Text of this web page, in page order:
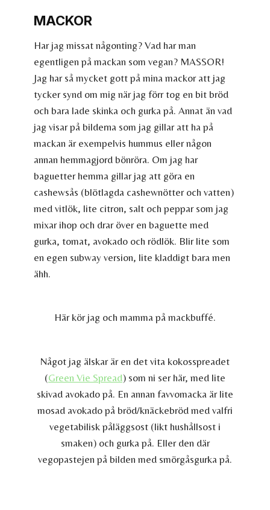
MACKOR
Har jag missat någonting? Vad har man
egentligen på mackan som vegan? MASSOR!
Jag har så mycket gott på mina mackor att jag
tycker synd om mig när jag förr tog en bit bröd
och bara lade skinka och gurka på. Annat än vad
jag visar på bilderna som jag gillar att ha på
mackan är exempelvis hummus eller någon
annan hemmagjord bönröra. Om jag har
baguetter hemma gillar jag att göra en
cashewsås (blötlagda cashewnötter och vatten)
med vitlök, lite citron, salt och peppar som jag
mixar ihop och drar över en baguette med
gurka, tomat, avokado och rödlök. Blir lite som
en egen subway version, lite kladdigt bara men
ähh.
Här kör jag och mamma på mackbuffé.
Något jag älskar är en det vita kokosspreadet
(Green Vie Spread) som ni ser här, med lite
skivad avokado på. En annan favvomacka är lite
mosad avokado på bröd/knäckebröd med valfri
vegetabilisk påläggsost (likt hushållsost i
smaken) och gurka på. Eller den där
vegopastejen på bilden med smörgåsgurka på.